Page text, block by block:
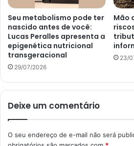
Seu metabolismo pode ter
nascido antes de você:
Lucas Peralles apresenta a
epigenética nutricional
transgeracional
29/07/2026
Mão
23/
Deixe um comentário
O seu endereço de e-mail não será